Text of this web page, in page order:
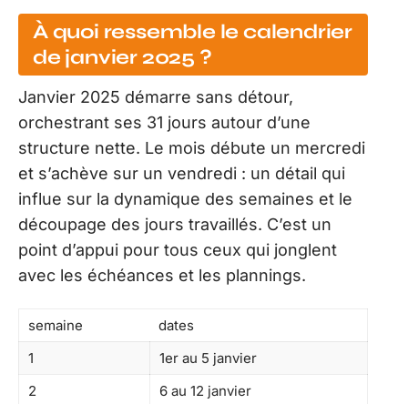
À quoi ressemble le calendrier
de janvier 2025 ?
Janvier 2025 démarre sans détour,
orchestrant ses 31 jours autour d’une
structure nette. Le mois débute un mercredi
et s’achève sur un vendredi : un détail qui
influe sur la dynamique des semaines et le
découpage des jours travaillés. C’est un
point d’appui pour tous ceux qui jonglent
avec les échéances et les plannings.
semaine
dates
1
1er au 5 janvier
2
6 au 12 janvier